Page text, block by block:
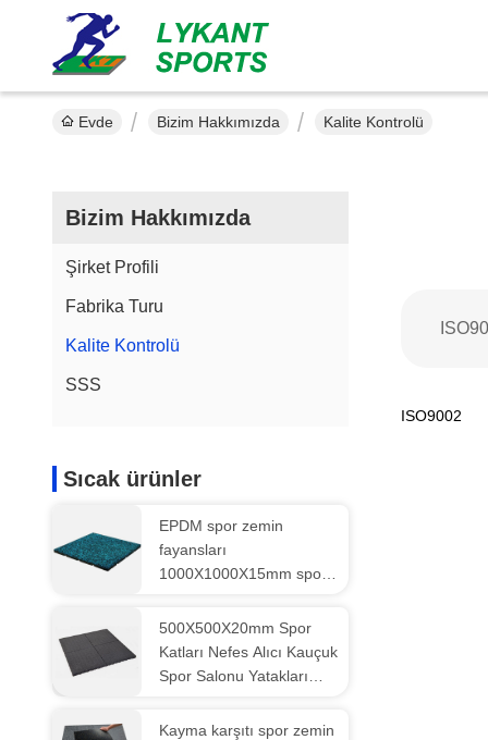
Evde Bizim Hakkımızda Kalite Kontrolü
Bizim Hakkımızda
Şirket Profili
Fabrika Turu
Kalite Kontrolü
SSS
Sıcak ürünler
EPDM spor zemin
fayansları
1000X1000X15mm spor
paspasları solunumlu
500X500X20mm Spor
Katları Nefes Alıcı Kauçuk
Spor Salonu Yatakları
Kayma karşıtı spor zemin
ISO9002